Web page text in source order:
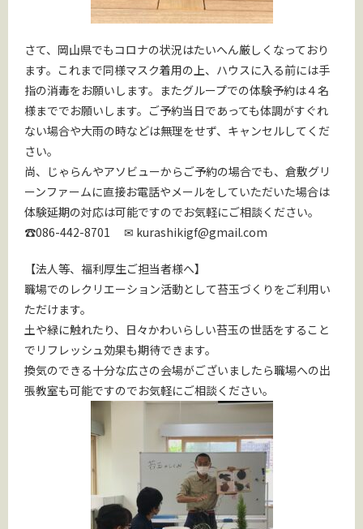
さて、岡山県でもコロナの状況はたいへん厳しくなっており
ます。これまで同様マスク着用の上、ハウスに入る前には手
指の消毒をお願いします。またグループでの体験予約は４名
様まででお願いします。ご予約当日であっても体調がすぐれ
ない場合や大雨の時などは無理をせず、キャンセルしてくだ
さい。
尚、じゃらんやアソビューからご予約の場合でも、倉敷グリ
ーンファームに直接お電話やメールをしていただいた場合は
体験延期の対応は可能ですのでお気軽にご相談ください。
☎086-442-8701 ✉ kurashikigf@gmail.com
【法人等、福利厚生ご担当者様へ】
職場でのレクリエーション活動として苔玉づくりをご利用い
ただけます。
土や緑に触れたり、日々かわいらしい苔玉の世話をすること
でリフレッシュ効果も期待できます。
換気のできる十分な広さの会場がございましたら職場への出
張教室も可能ですのでお気軽にご相談ください。